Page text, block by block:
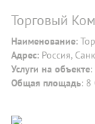
Торговый
Наименование:
Адрес: Россия,
Услуги на объекте
Общая площадь: 8